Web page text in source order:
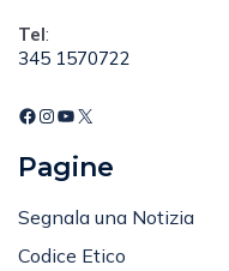
Tel:
345 1570722
Pagine
Segnala una Notizia
Codice Etico